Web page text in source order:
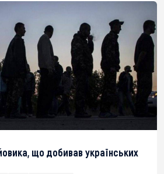
що добивав українських